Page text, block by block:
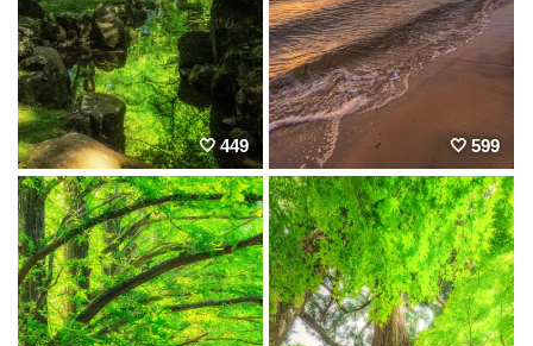
449 599